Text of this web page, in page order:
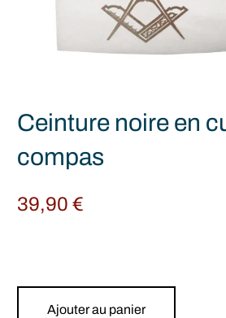
Ceinture noire en
compas
39,90€
Ajouter au panier